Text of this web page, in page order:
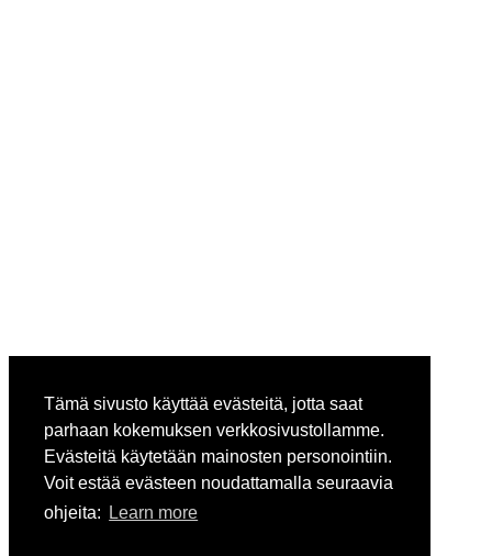
Tämä sivusto käyttää evästeitä, jotta saat
parhaan kokemuksen verkkosivustollamme.
Evästeitä käytetään mainosten personointiin.
Voit estää evästeen noudattamalla seuraavia
ohjeita:
Learn more